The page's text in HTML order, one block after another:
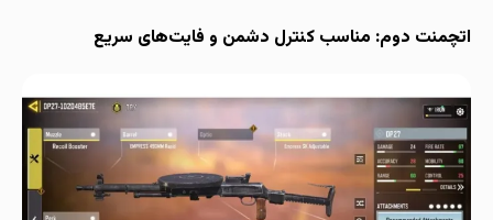
اتچمنت دوم: مناسب کنترل دشمن و فایت‌های سریع